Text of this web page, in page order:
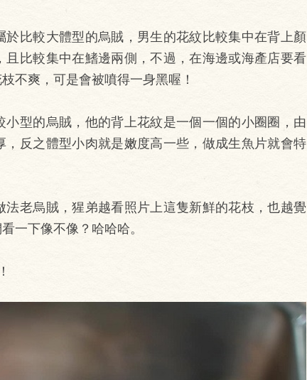
比較大體型的烏賊，男生的花紋比較集中在背上顏
比較集中在鰭邊兩側，不過，在海邊或海產店要看
不爽，可是會被噴得一身黑喔！
型的烏賊，他的背上花紋是一個一個的小圈圈，由
反之體型小肉就是嫩度高一些，做成生魚片就會特
老烏賊，猩弟越看照片上這隻新鮮的花枝，也越覺
一下像不像？哈哈哈。